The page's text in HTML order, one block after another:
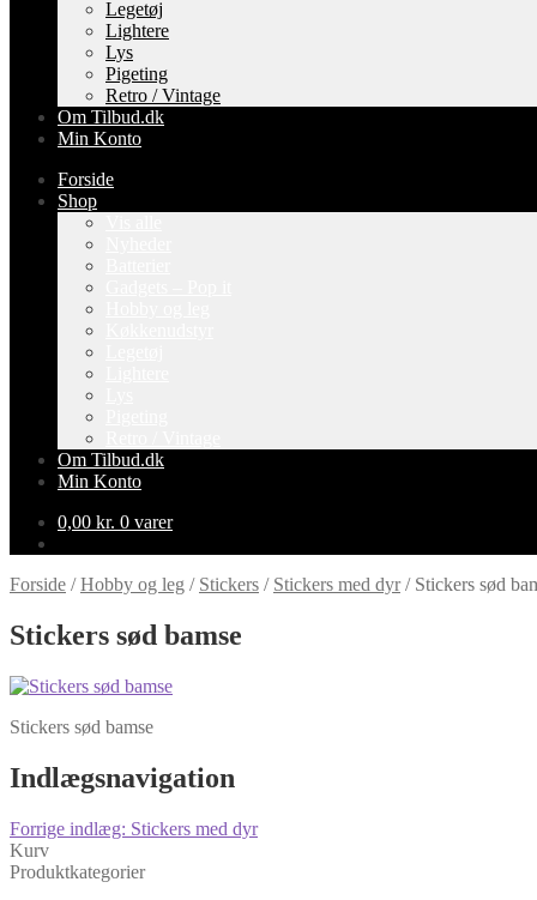
Legetøj
Lightere
Lys
Pigeting
Retro / Vintage
Om Tilbud.dk
Min Konto
Forside
Shop
Om Tilbud.dk
Min Konto
0,00 kr. 0 varer
Forside /Hobby og leg / Stickers / Stickers med dyr/ Stickers sød
Stickers sød bamse
Stickers sød bamse
Indlægsnavigation
Forrige indlæg: Stickers med dyr
Kurv
Produktkategorier